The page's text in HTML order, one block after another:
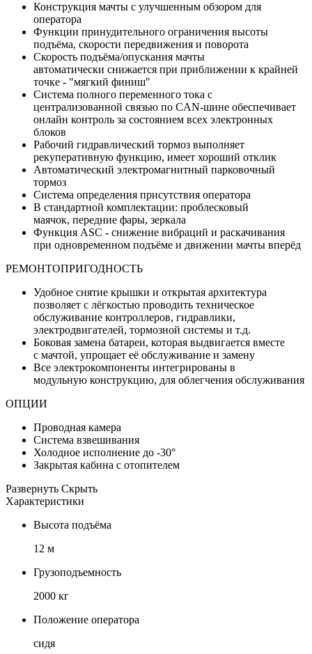
Конструкция мачты с улучшенным обзором для
оператора
Функции принудительного ограничения высоты
подъёма, скорости передвижения и поворота
Скорость подъёма/опускания мачты
автоматически снижается при приближении к крайней
точке - "мягкий финиш"
Система полного переменного тока с
централизованной связью по CAN-шине обеспечивает
онлайн контроль за состоянием всех электронных
блоков
Рабочий гидравлический тормоз выполняет
рекуперативную функцию, имеет хороший отклик
Автоматический электромагнитный парковочный
тормоз
Система определения присутствия оператора
В стандартной комплектации: проблесковый
маячок, передние фары, зеркала
Функция ASC - снижение вибраций и раскачивания
при одновременном подъёме и движении мачты вперёд
РЕМОНТОПРИГОДНОСТЬ
Удобное снятие крышки и открытая архитектура
позволяет с лёгкостью проводить техническое
обслуживание контроллеров, гидравлики,
электродвигателей, тормозной системы и т.д.
Боковая замена батареи, которая выдвигается вместе
с мачтой, упрощает её обслуживание и замену
Все электрокомпоненты интегрированы в
модульную конструкцию, для облегчения обслуживания
ОПЦИИ
Проводная камера
Система взвешивания
Холодное исполнение до -30°
Закрытая кабина с отопителем
Развернуть Скрыть
Характеристики
Высота подъёма
12 м
Грузоподъемность
2000 кг
Положение оператора
сидя